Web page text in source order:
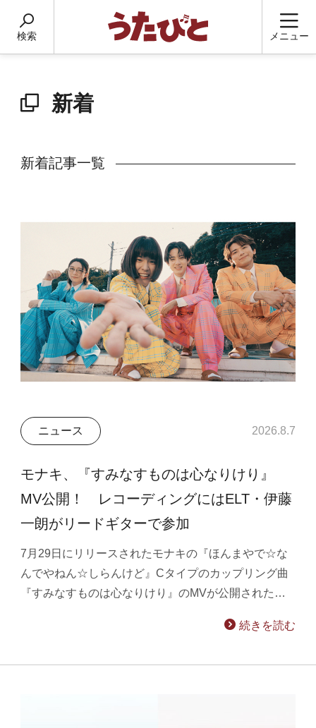
検索 メニュー
新着
新着記事一覧
ニュース 2026.8.7
モナキ、『すみなすものは心なりけり』
MV公開！ レコーディングにはELT・伊藤
一朗がリードギターで参加
7月29日にリリースされたモナキの『ほんまやで☆な
んでやねん☆しらんけど』Cタイプのカップリング曲
『すみなすものは心なりけり』のMVが公開された…
続きを読む